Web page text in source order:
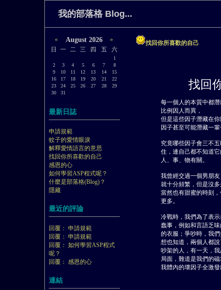
我的部落格 Blog...
« August 2026
»
日
一 二 三 四 五 六
1
2
3 4 5 6 7
8
9
10 11 12 13 14
15
16
17 18 19 20 21
22
23
24 25 26 27 28
29
30
31
最新日誌
申請規範
蚊子的愛情眼淚
解釋愛情語言的意思
找回你所喜歡的自己
感恩的心
如何學習ASP程式呢？
什麼是部落格(Blog)？
隱藏
最近的評論
回覆： 申請規範
回覆： 申請規範
回覆： 如何學習ASP程式
呢？
回覆： 感恩的心
連結
找回你所喜歡的自己
找回
每一個人的本質中都
比例因人而異，
但是這些因子潛藏在
因子甚至可能潛藏一
究竟哪些因子會三不
住，連自己都不知道
人、事、物有關。
我曾經交過一個男朋
就十分頻繁，但是沒
當然也有甜蜜的時刻
更多。
冷戰時，我們為了表
蠢事，例如和言語乏
的衣服；爭吵時，我
想也知道，兩個人都
吵架的人，有一天，
局面，難道是我們的
我體內的壞因子全激